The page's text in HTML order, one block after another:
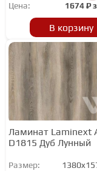
Цена: 1674₽
В корзину
Ламинат Laminext
D1815 Дуб Лунный
Размер: